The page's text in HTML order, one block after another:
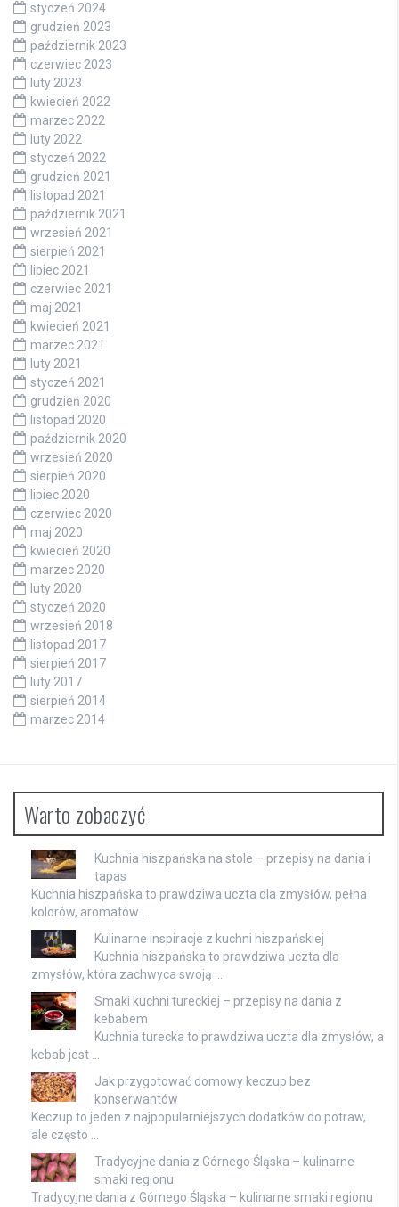
styczeń 2024
grudzień 2023
październik 2023
czerwiec 2023
luty 2023
kwiecień 2022
marzec 2022
luty 2022
styczeń 2022
grudzień 2021
listopad 2021
październik 2021
wrzesień 2021
sierpień 2021
lipiec 2021
czerwiec 2021
maj 2021
kwiecień 2021
marzec 2021
luty 2021
styczeń 2021
grudzień 2020
listopad 2020
październik 2020
wrzesień 2020
sierpień 2020
lipiec 2020
czerwiec 2020
maj 2020
kwiecień 2020
marzec 2020
luty 2020
styczeń 2020
wrzesień 2018
listopad 2017
sierpień 2017
luty 2017
sierpień 2014
marzec 2014
Warto zobaczyć
Kuchnia hiszpańska na stole – przepisy na dania i
tapas
Kuchnia hiszpańska to prawdziwa uczta dla zmysłów, pełna
kolorów, aromatów …
Kulinarne inspiracje z kuchni hiszpańskiej
Kuchnia hiszpańska to prawdziwa uczta dla
zmysłów, która zachwyca swoją …
Smaki kuchni tureckiej – przepisy na dania z
kebabem
Kuchnia turecka to prawdziwa uczta dla zmysłów, a
kebab jest …
Jak przygotować domowy keczup bez
konserwantów
Keczup to jeden z najpopularniejszych dodatków do potraw,
ale często …
Tradycyjne dania z Górnego Śląska – kulinarne
smaki regionu
Tradycyjne dania z Górnego Śląska – kulinarne smaki regionu